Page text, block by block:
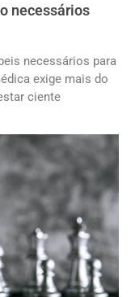
necessários
necessários para
exige mais do
ciente